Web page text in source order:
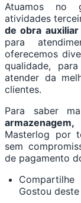
Atuamos no
atividades
de obra
para
oferecemos
qualidade,
atender da
clientes.
Para saber
armazenagem,
Masterlog por
sem
de pagamento
Compartilhe
Gostou